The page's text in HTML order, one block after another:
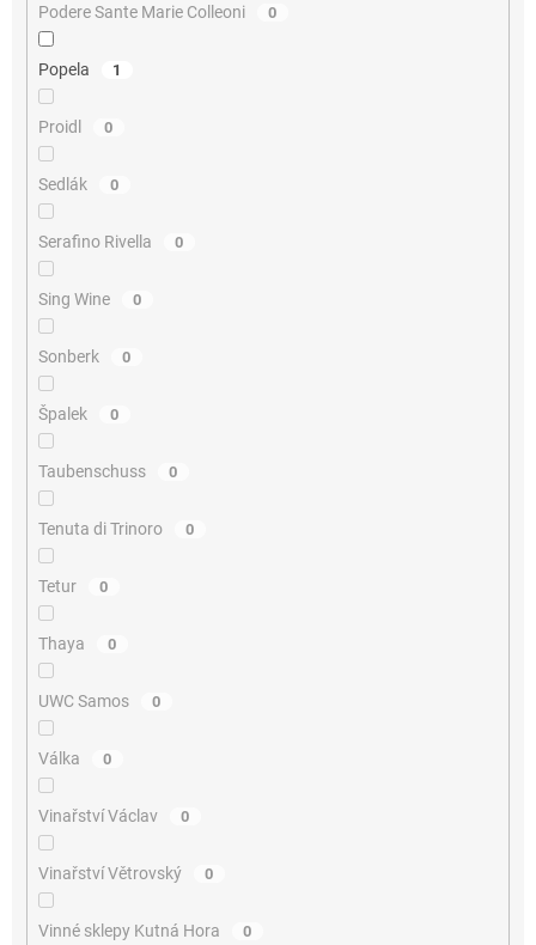
Podere Sante Marie Colleoni 0
Popela 1
Proidl 0
Sedlák 0
Serafino Rivella 0
Sing Wine 0
Sonberk 0
Špalek 0
Taubenschuss 0
Tenuta di Trinoro 0
Tetur 0
Thaya 0
UWC Samos 0
Válka 0
Vinařství Václav 0
Vinařství Větrovský 0
Vinné sklepy Kutná Hora 0